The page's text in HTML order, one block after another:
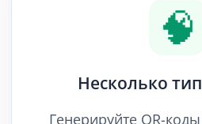
🧠
Несколько
Генерируйте QR-